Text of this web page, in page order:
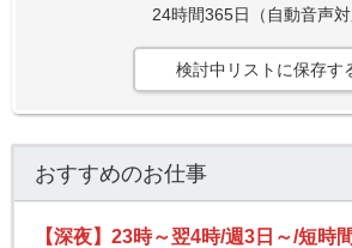
24時間365日（自動音声対
検討中リストに保存す
おすすめのお仕事